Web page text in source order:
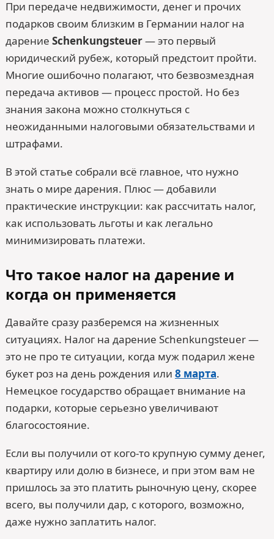
При передаче недвижимости, денег и прочих
подарков своим близким в Германии налог на
дарение Schenkungsteuer— это первый
юридический рубеж, который предстоит пройти.
Многие ошибочно полагают, что безвозмездная
передача активов — процесс простой. Но без
знания закона можно столкнуться с
неожиданными налоговыми обязательствами и
штрафами.
В этой статье собрали всё главное, что нужно
знать о мире дарения. Плюс — добавили
практические инструкции: как рассчитать налог,
как использовать льготы и как легально
минимизировать платежи.
Что такое налог на дарение и
когда он применяется
Давайте сразу разберемся на жизненных
ситуациях. Налог на дарение Schenkungsteuer —
это не про те ситуации, когда муж подарил жене
букет роз на день рождения или 8 марта.
Немецкое государство обращает внимание на
подарки, которые серьезно увеличивают
благосостояние.
Если вы получили от кого-то крупную сумму денег,
квартиру или долю в бизнесе, и при этом вам не
пришлось за это платить рыночную цену, скорее
всего, вы получили дар, с которого, возможно,
даже нужно заплатить налог.